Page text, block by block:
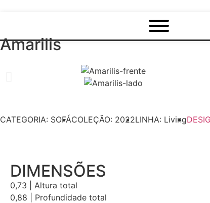
Amarilis
CATEGORIA: SOFÁCOLEÇÃO: 2022LINHA: Living
DIMENSÕES
0,73 | Altura total
0,88 | Profundidade total